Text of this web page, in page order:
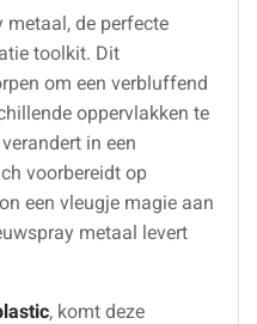
metaal, de perfecte
toolkit. Dit
om een verbluffend
oppervlakken te
in een
voorbereidt op
een vleugje magie aan
metaal levert
, komt deze